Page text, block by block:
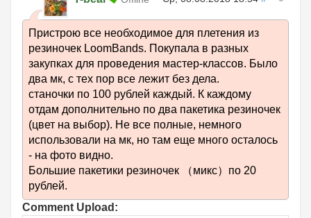
Пристрою все необходимое для плетения из
резиночек LoomBands. Покупала в разных
закупках для проведения мастер-классов. Было
два мк, с тех пор все лежит без дела.
станочки по 100 рублей каждый. К каждому
отдам дополнительно по два пакетика резиночек
(цвет на выбор). Не все полные, немного
использовали на мк, но там еще много осталось
- на фото видно.
Большие пакетики резиночек （микс）по 20
рублей.
Comment Upload: